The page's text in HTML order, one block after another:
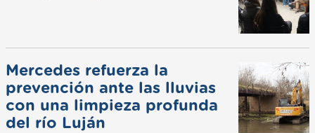
Mercedes refuerza la
prevención ante las lluvias
con una limpieza profunda
del río Luján